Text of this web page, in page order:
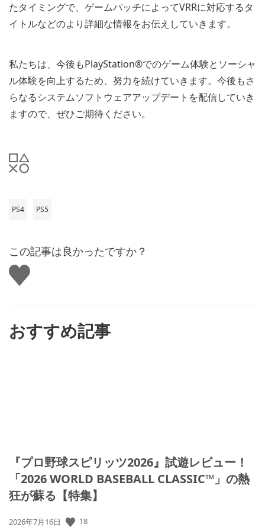
たタイミングで、ゲームパッチによってVRRに対応するタ
イトルなどのより詳細な情報をお伝えしていきます。
私たちは、今後もPlayStation®でのゲーム体験とソーシャ
ル体験を向上するため、努力を続けていきます。今後もさ
らなるシステムソフトウェアアップデートを配信していき
ますので、ぜひご期待ください。
PS4 PS5
この記事は良かったですか？
い
い
おすすめ記事
『プロ野球スピリッツ2026』試遊レビュー！
「2026 WORLD BASEBALL CLASSIC™」の熱
狂が蘇る【特集】
公
2026年7月16日 18